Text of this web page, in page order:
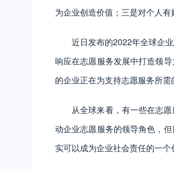
为企业创造价值；三是对个人有
近日发布的2022年全球企
响应在志愿服务发展中打造领
的企业正在为支持志愿服务所需
从全球来看，有一些在志
动企业志愿服务的领导角色，
实可以成为企业社会责任的一个